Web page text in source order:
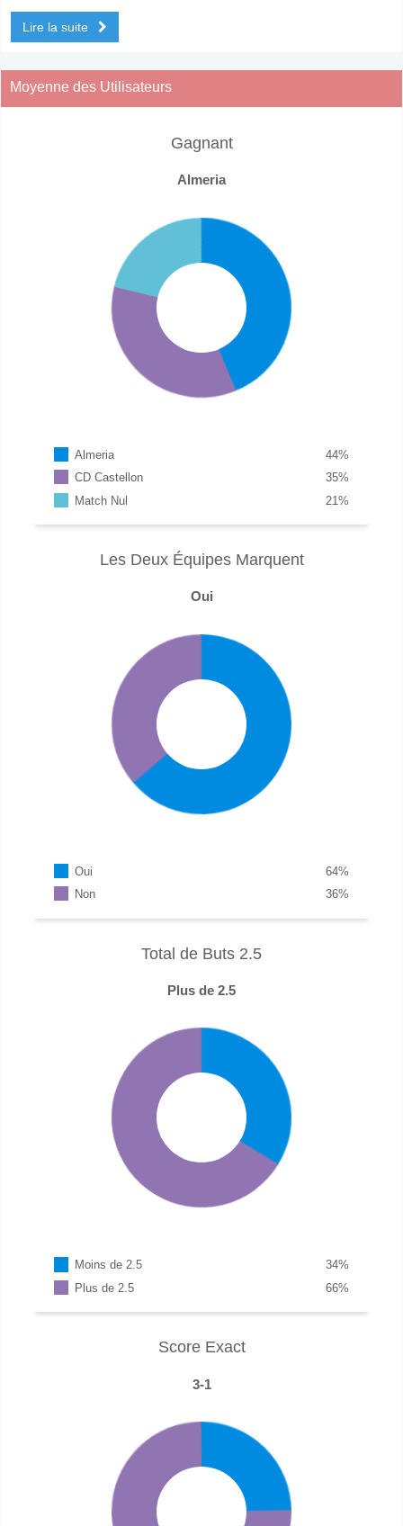
Lire la suite
Moyenne des Utilisateurs
Gagnant
Almeria
Almeria %
44
CD Castellon
%
35
Match Nul
%
21
Les Deux Équipes Marquent
Oui
Oui %
64
Non
%
36
Total de Buts 2.5
Plus de 2.5
Moins de 2.5 %
34
Plus de 2.5
%
66
Score Exact
3-1